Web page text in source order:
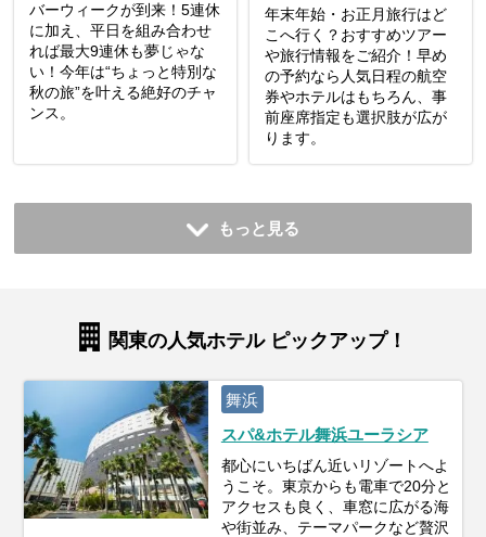
バーウィークが到来！5連休
に加え、平日を組み合わせ
れば最大9連休も夢じゃな
い！今年は“ちょっと特別な
秋の旅”を叶える絶好のチャ
ンス。
年末年始・お正月旅行はど
こへ行く？おすすめツアー
や旅行情報をご紹介！早め
の予約なら人気日程の航空
券やホテルはもちろん、事
前座席指定も選択肢が広が
ります。
もっと見る
関東の人気ホテル ピックアップ！
舞浜
スパ&ホテル舞浜ユーラシア
都心にいちばん近いリゾートへよ
うこそ。東京からも電車で20分と
アクセスも良く、車窓に広がる海
や街並み、テーマパークなど贅沢